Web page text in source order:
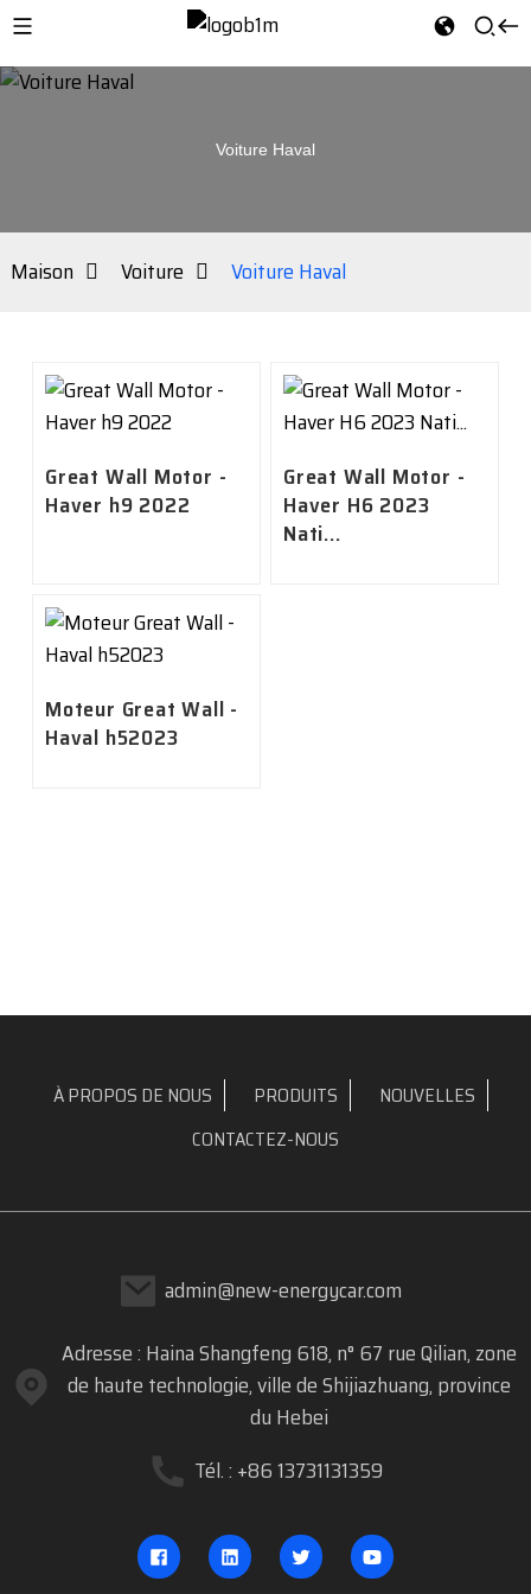
Voiture Haval
Maison Voiture Voiture Haval
Great Wall Motor -
Haver h9 2022
Great Wall Motor -
Haver H6 2023
Nati...
Moteur Great Wall -
Haval h52023
À PROPOS DE NOUS PRODUITS
NOUVELLES
CONTACTEZ-NOUS
admin@new-energycar.com
Adresse : Haina Shangfeng 618, n° 67 rue Qilian, zone
de haute technologie, ville de Shijiazhuang, province
du Hebei
Tél. : +86 13731131359